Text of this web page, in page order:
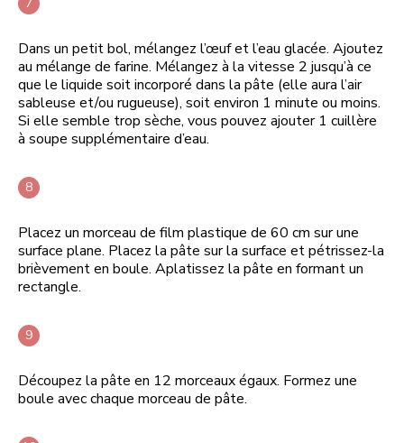
Dans un petit bol, mélangez l’œuf et l’eau glacée. Ajoutez
au mélange de farine. Mélangez à la vitesse 2 jusqu’à ce
que le liquide soit incorporé dans la pâte (elle aura l’air
sableuse et/ou rugueuse), soit environ 1 minute ou moins.
Si elle semble trop sèche, vous pouvez ajouter 1 cuillère
à soupe supplémentaire d’eau.
Placez un morceau de film plastique de 60 cm sur une
surface plane. Placez la pâte sur la surface et pétrissez-la
brièvement en boule. Aplatissez la pâte en formant un
rectangle.
Découpez la pâte en 12 morceaux égaux. Formez une
boule avec chaque morceau de pâte.